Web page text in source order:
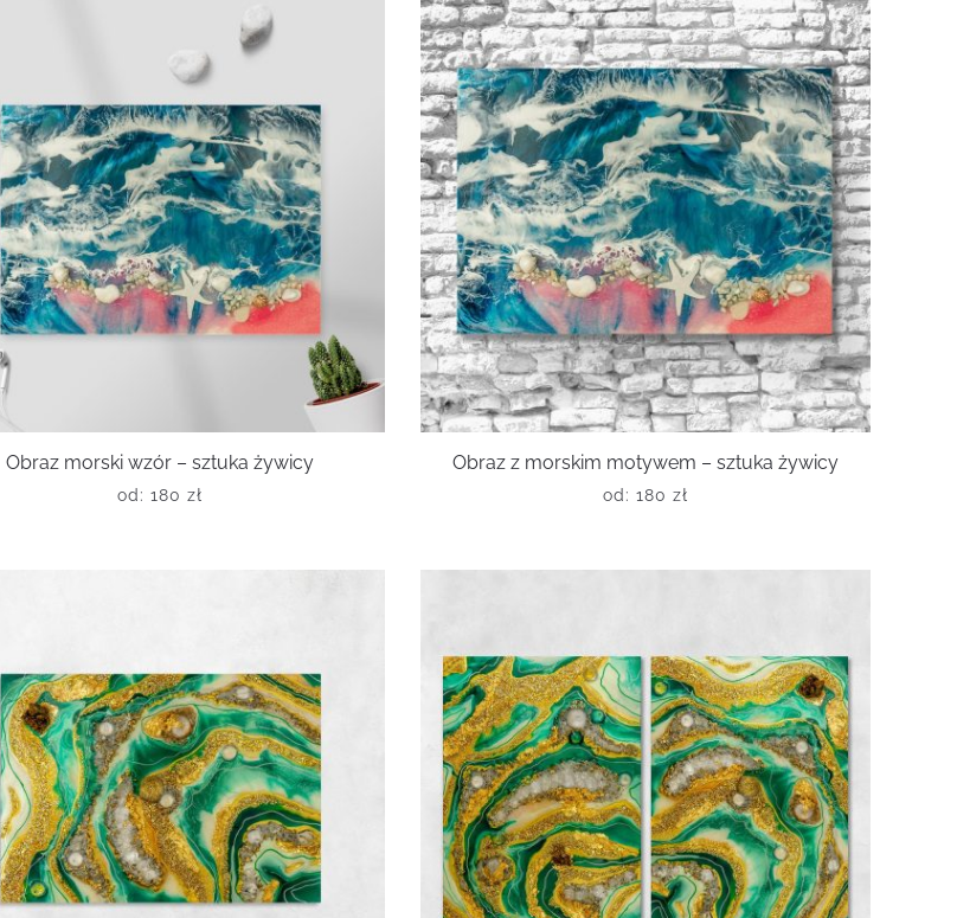
Obraz morski wzór – sztuka żywicy
od:180zł
Obraz z morskim motywem – sztuka żywicy
od:180zł